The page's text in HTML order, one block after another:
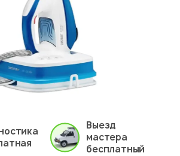
Выезд
мастера
бесплатный